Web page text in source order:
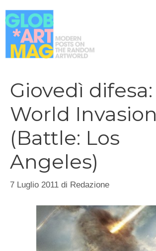
al
contenuto
Giovedì difesa:
World Invasion
(Battle: Los
Angeles)
7 Luglio 2011 di Redazione